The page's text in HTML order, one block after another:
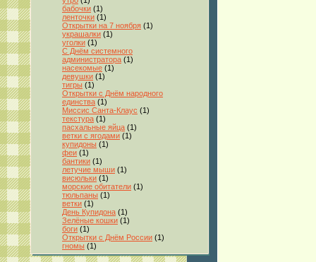
бабочки (1)
ленточки (1)
Открытки на 7 ноября (1)
украшалки (1)
уголки (1)
С Днём системного
администратора (1)
насекомые (1)
девушки (1)
тигры (1)
Открытки с Днём народного
единства (1)
Миссис Санта-Клаус (1)
текстура (1)
пасхальные яйца (1)
ветки с ягодами (1)
купидоны (1)
феи (1)
бантики (1)
летучие мыши (1)
висюльки (1)
морские обитатели (1)
тюльпаны (1)
ветки (1)
День Купидона (1)
Зелёные кошки (1)
боги (1)
Открытки с Днём России (1)
гномы (1)